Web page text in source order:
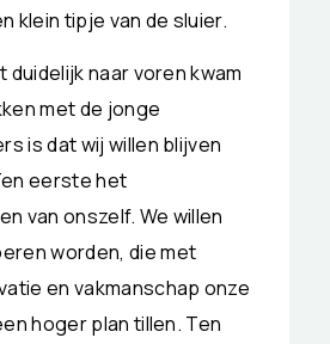
klein tipje van de sluier.
duidelijk naar voren kwam
met de jonge
is dat wij willen blijven
eerste het
van onszelf. We willen
worden, die met
en vakmanschap onze
hoger plan tillen. Ten